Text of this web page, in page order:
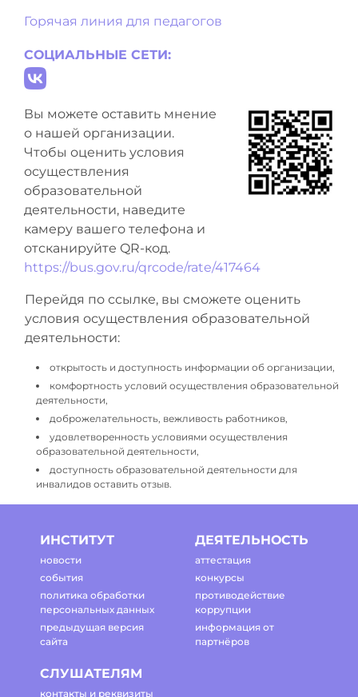
Горячая линия для педагогов
СОЦИАЛЬНЫЕ СЕТИ:
Вы можете оставить мнение
о нашей организации.
Чтобы оценить условия
осуществления
образовательной
деятельности, наведите
камеру вашего телефона и
отсканируйте QR-код.
https://bus.gov.ru/qrcode/rate/417464
Перейдя по ссылке, вы сможете оценить
условия осуществления образовательной
деятельности:
открытость и доступность информации об организации,
комфортность условий осуществления образовательной
деятельности,
доброжелательность, вежливость работников,
удовлетворенность условиями осуществления
образовательной деятельности,
доступность образовательной деятельности для
инвалидов оставить отзыв.
ИНСТИТУТ
новости
события
политика обработки
персональных данных
предыдущая версия
сайта
ДЕЯТЕЛЬНОСТЬ
аттестация
конкурсы
противодействие
коррупции
информация от
партнёров
СЛУШАТЕЛЯМ
контакты и реквизиты